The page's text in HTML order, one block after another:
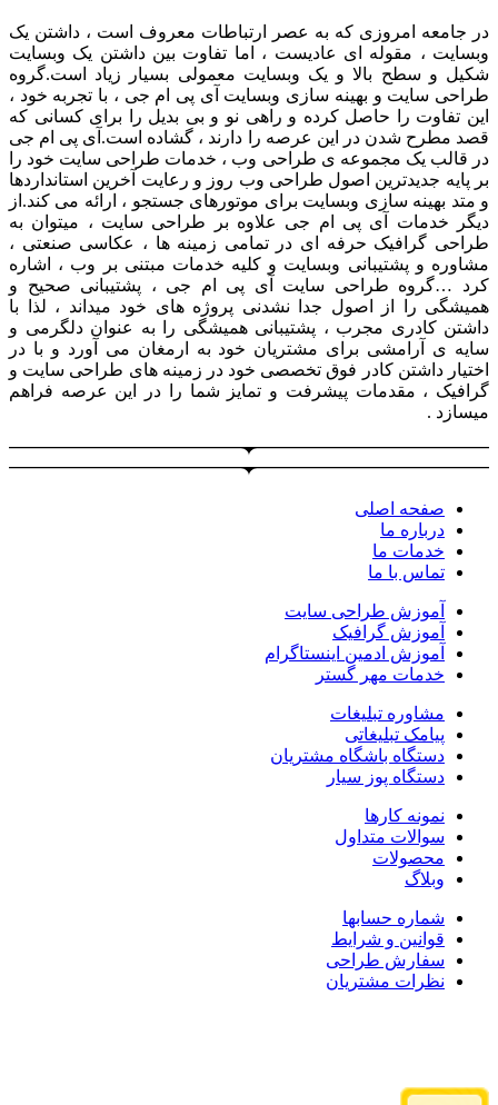
در جامعه امروزی که به عصر ارتباطات معروف است ، داشتن یک
وبسایت ، مقوله ای عادیست ، اما تفاوت بین داشتن یک وبسایت
شکیل و سطح بالا و یک وبسایت معمولی بسیار زیاد است.گروه
طراحی سایت و بهینه سازی وبسایت آی پی ام جی ، با تجربه خود ،
این تفاوت را حاصل کرده و راهی نو و بی بدیل را برای کسانی که
قصد مطرح شدن در این عرصه را دارند ، گشاده است.آی پی ام جی
در قالب یک مجموعه ی طراحی وب ، خدمات طراحی سایت خود را
بر پایه جدیدترین اصول طراحی وب روز و رعایت آخرین استانداردها
و متد بهینه سازی وبسایت برای موتورهای جستجو ، ارائه می کند.از
دیگر خدمات آی پی ام جی علاوه بر طراحی سایت ، میتوان به
طراحی گرافیک حرفه ای در تمامی زمینه ها ، عکاسی صنعتی ،
مشاوره و پشتیبانی وبسایت و کلیه خدمات مبتنی بر وب ، اشاره
کرد …گروه طراحی سایت آی پی ام جی ، پشتیبانی صحیح و
همیشگی را از اصول جدا نشدنی پروژه های خود میداند ، لذا با
داشتن کادری مجرب ، پشتیبانی همیشگی را به عنوان دلگرمی و
سایه ی آرامشی برای مشتریان خود به ارمغان می آورد و با در
اختیار داشتن کادر فوق تخصصی خود در زمینه های طراحی سایت و
گرافیک ، مقدمات پیشرفت و تمایز شما را در این عرصه فراهم
میسازد .
صفحه اصلی
درباره ما
خدمات ما
تماس با ما
آموزش طراحی سایت
آموزش گرافیک
آموزش ادمین اینستاگرام
خدمات مهر گستر
مشاوره تبلیغات
پیامک تبلیغاتی
دستگاه باشگاه مشتریان
دستگاه پوز سیار
نمونه کارها
سوالات متداول
محصولات
وبلاگ
شماره حسابها
قوانین و شرایط
سفارش طراحی
نظرات مشتریان